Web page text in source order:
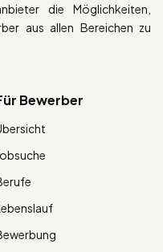
die Möglichkeiten,
aus allen Bereichen zu
Bewerber